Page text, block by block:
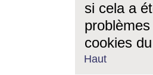
si cela a
cookies
Haut